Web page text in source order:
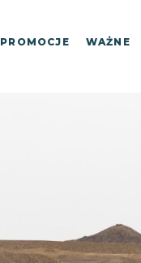
PROMOCJE WAŻNE